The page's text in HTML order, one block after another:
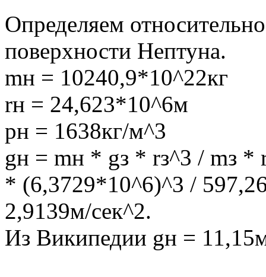
Определяем
поверхности Нептуна.
mн = 10240,9*10^22кг
rн = 24,623*10^6м
рн = 1638кг/м^3
gн = mн * gз * rз^3 / mз
* (6,3729*10^6)^3 /
2,9139м/сек^2.
Из Википедии gн =